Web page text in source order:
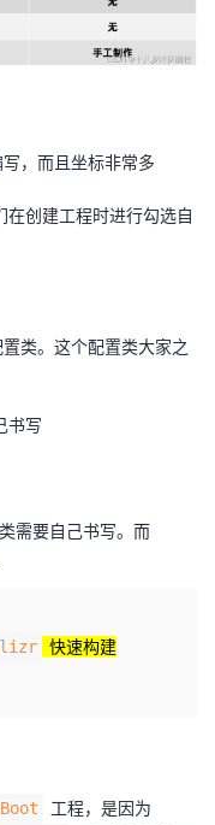
，而且坐标非常多
在创建工程时进行勾选自
类。这个配置类大家之
书写
需要自己书写。而
快速构建
工程，是因为